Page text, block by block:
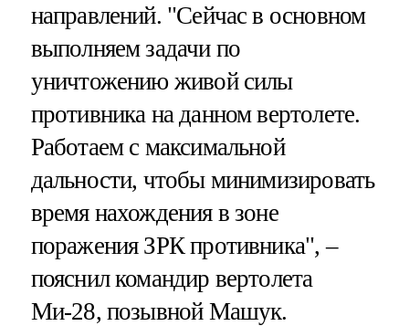
направлений. "Сейчас в основном
выполняем задачи по
уничтожению живой силы
противника на данном вертолете.
Работаем с максимальной
дальности, чтобы минимизировать
время нахождения в зоне
поражения ЗРК противника", –
пояснил командир вертолета
Ми-28, позывной Машук.